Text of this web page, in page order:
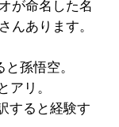
が命名した名
んあります。
孫悟空。
リ。
すると経験す